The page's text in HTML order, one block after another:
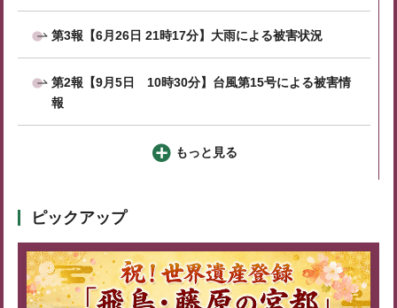
第3報【6月26日 21時17分】大雨による被害状況
第2報【9月5日 10時30分】台風第15号による被害情
報
もっと見る
ピックアップ